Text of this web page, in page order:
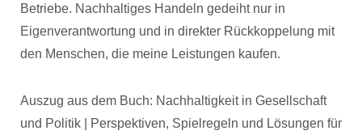
Betriebe. Nachhaltiges Handeln gedeiht nur in
Eigenverantwortung und in direkter Rückkoppelung mit
den Menschen, die meine Leistungen kaufen.
Auszug aus dem Buch: Nachhaltigkeit in Gesellschaft
und Politik | Perspektiven, Spielregeln und Lösungen für